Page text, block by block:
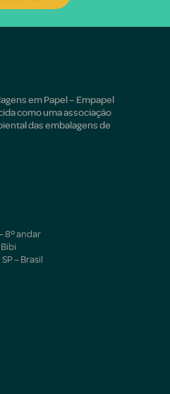
em Papel – Empapel
como uma associação
das embalagens de
8º andar
– Brasil